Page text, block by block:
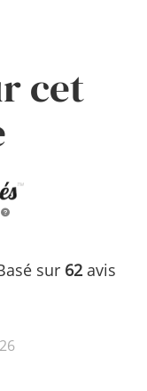
cet
sur 62 avis